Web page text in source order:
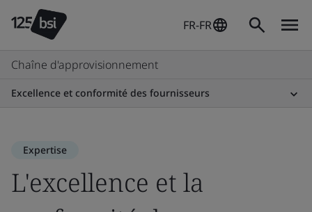
FR-FR
Chaîne d'approvisionnement
Excellence et conformité des fournisseurs
Expertise
L'excellence et la